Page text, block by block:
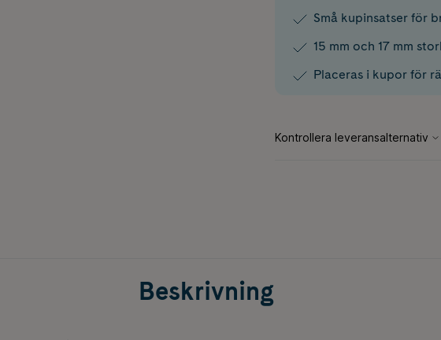
Små kupinsatser för
15 mm och 17 mm
Placeras i kupor för
Beskrivning